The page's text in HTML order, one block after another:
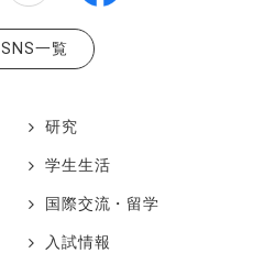
SNS一覧
研究
学生生活
国際交流・留学
入試情報